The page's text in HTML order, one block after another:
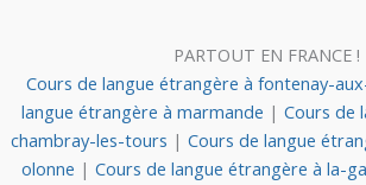
PARTOUT EN FRANCE !
Cours de langue étrangère à fontenay-
langue étrangère à marmande | Cours de
chambray-les-tours | Cours de langue
olonne | Cours de langue étrangère à la-